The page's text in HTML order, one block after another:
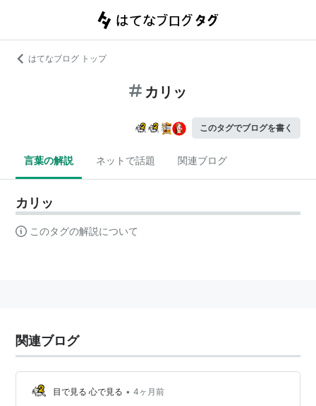
はてなブログ トップ
カリッ
このタグでブログを書く
言葉の解説 ネットで話題 関連ブログ
カリッ
このタグの解説について
関連ブログ
目で見る 心で見る • 4ヶ月前